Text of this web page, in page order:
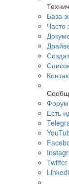
База
Часто
Форум
Есть
Twitter